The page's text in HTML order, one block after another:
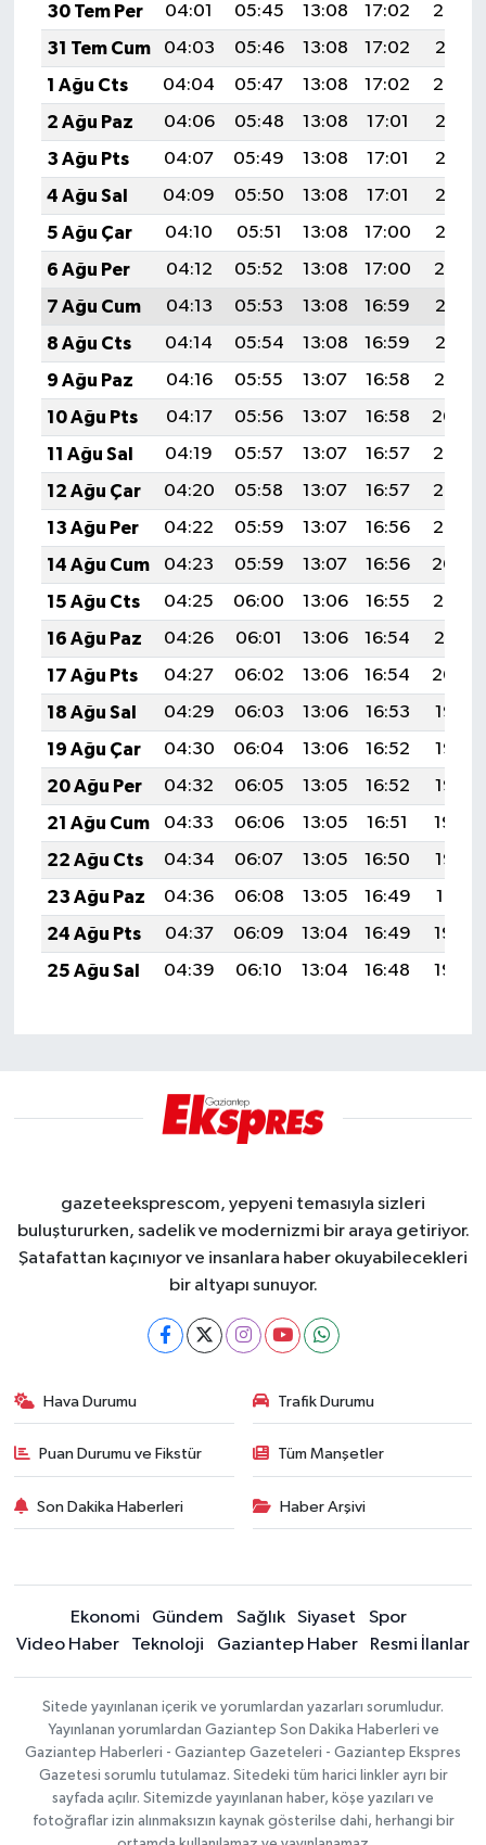
30 Tem Per
04:01 05:45 13:08 17:02
20:22
31 Tem Cum
04:03 05:46 13:08 17:02
20:21
1 Ağu Cts
04:04 05:47 13:08 17:02
20:20
2 Ağu Paz
04:06 05:48 13:08 17:01
20:18
3 Ağu Pts
04:07 05:49 13:08 17:01
20:17
4 Ağu Sal
04:09 05:50 13:08 17:01
20:16
5 Ağu Çar
04:10 05:51 13:08 17:00
20:15
6 Ağu Per
04:12 05:52 13:08 17:00
20:14
7 Ağu Cum
04:13 05:53 13:08 16:59
20:13
8 Ağu Cts
04:14 05:54 13:08 16:59
20:12
9 Ağu Paz
04:16 05:55 13:07 16:58
20:10
10 Ağu Pts
04:17 05:56 13:07 16:58
20:09
11 Ağu Sal
04:19 05:57 13:07 16:57
20:08
12 Ağu Çar
04:20 05:58 13:07 16:57
20:06
13 Ağu Per
04:22 05:59 13:07 16:56
20:05
14 Ağu Cum
04:23 05:59 13:07 16:56
20:04
15 Ağu Cts
04:25 06:00 13:06 16:55
20:03
16 Ağu Paz
04:26 06:01 13:06 16:54
20:01
17 Ağu Pts
04:27 06:02 13:06 16:54
20:00
18 Ağu Sal
04:29 06:03 13:06 16:53
19:58
19 Ağu Çar
04:30 06:04 13:06 16:52
19:57
20 Ağu Per
04:32 06:05 13:05 16:52
19:55
21 Ağu Cum
04:33 06:06 13:05 16:51
19:54
22 Ağu Cts
04:34 06:07 13:05 16:50
19:53
23 Ağu Paz
04:36 06:08 13:05 16:49
19:51
24 Ağu Pts
04:37 06:09 13:04 16:49
19:50
25 Ağu Sal
04:39 06:10 13:04 16:48 19:48
gazeteeksprescom, yepyeni temasıyla sizleri
buluştururken, sadelik ve modernizmi bir araya getiriyor.
Şatafattan kaçınıyor ve insanlara haber okuyabilecekleri
bir altyapı sunuyor.
Hava Durumu Trafik Durumu
Puan Durumu ve Fikstür Tüm Manşetler
Son Dakika Haberleri Haber Arşivi
Ekonomi Gündem Sağlık Siyaset
Spor
Video Haber
Teknoloji Gaziantep Haber Resmi İlanlar
Sitede yayınlanan içerik ve yorumlardan yazarları sorumludur.
Yayınlanan yorumlardan Gaziantep Son Dakika Haberleri ve
Gaziantep Haberleri - Gaziantep Gazeteleri - Gaziantep Ekspres
Gazetesi sorumlu tutulamaz. Sitedeki tüm harici linkler ayrı bir
sayfada açılır. Sitemizde yayınlanan haber, köşe yazıları ve
fotoğraflar izin alınmaksızın kaynak gösterilse dahi, herhangi bir